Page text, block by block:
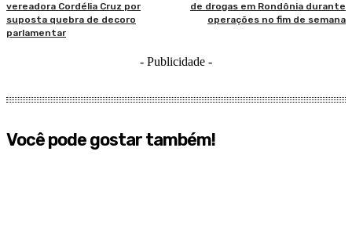
vereadora Cordélia Cruz por
suposta quebra de decoro
parlamentar
de drogas em Rondônia durante
operações no fim de semana
- Publicidade -
Você pode gostar também!